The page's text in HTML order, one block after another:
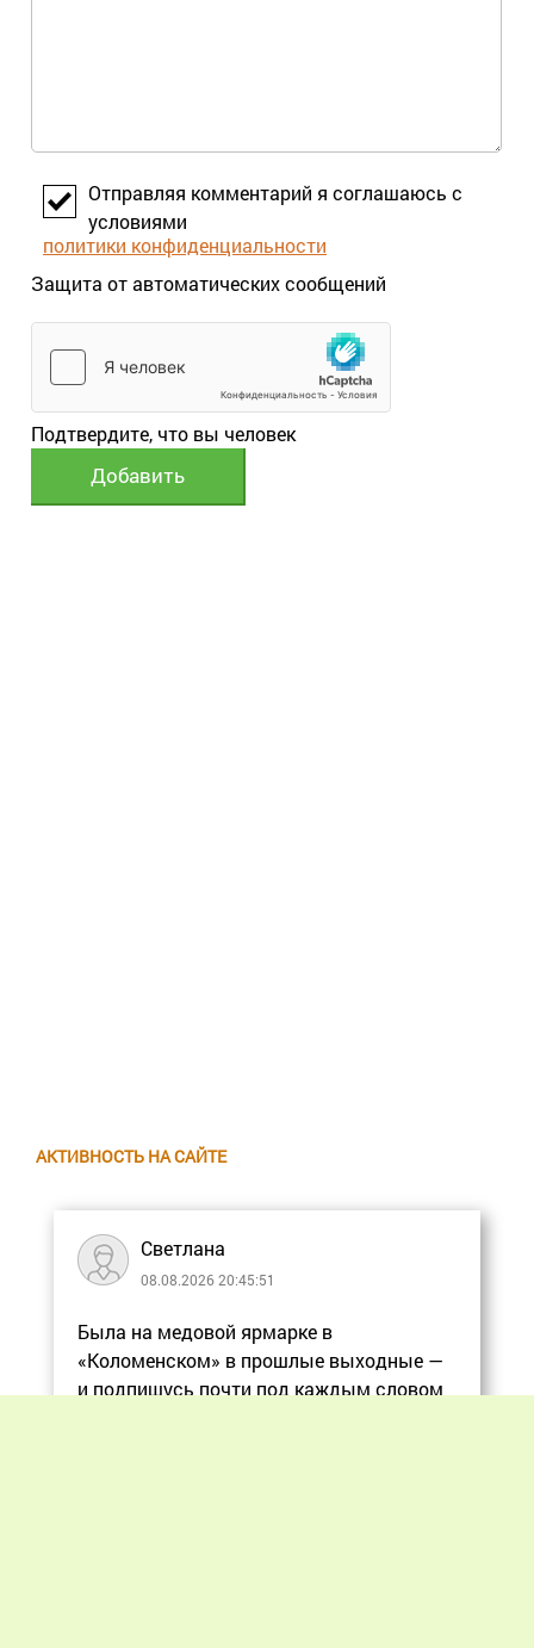
Отправляя комментарий я соглашаюсь с
условиями
политики конфиденциальности
Защита от автоматических сообщений
Подтвердите, что вы человек
АКТИВНОСТЬ НА САЙТЕ
Светлана
08.08.2026 20:45:51
Была на медовой ярмарке в
«Коломенском» в прошлые выходные —
и подпишусь почти под каждым словом